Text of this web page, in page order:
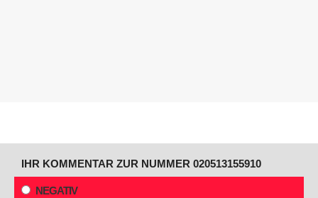
IHR KOMMENTAR ZUR NUMMER 020513155910
NEGATIV